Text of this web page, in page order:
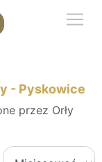
- Pyskowice
przez Orły